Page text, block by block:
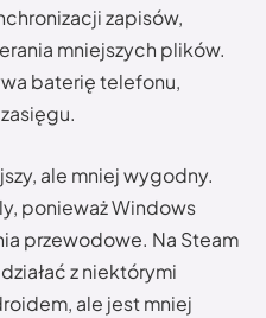
zapisów,
mniejszych plików.
baterię telefonu,
ale mniej wygodny.
ponieważ Windows
przewodowe. Na Steam
z niektórymi
ale jest mniej